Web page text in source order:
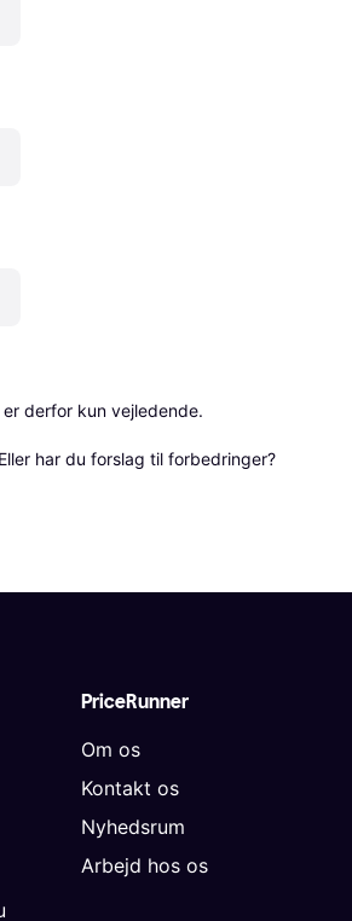
derfor kun vejledende.
har du forslag til forbedringer?
PriceRunner
Om os
Kontakt os
Nyhedsrum
Arbejd hos os